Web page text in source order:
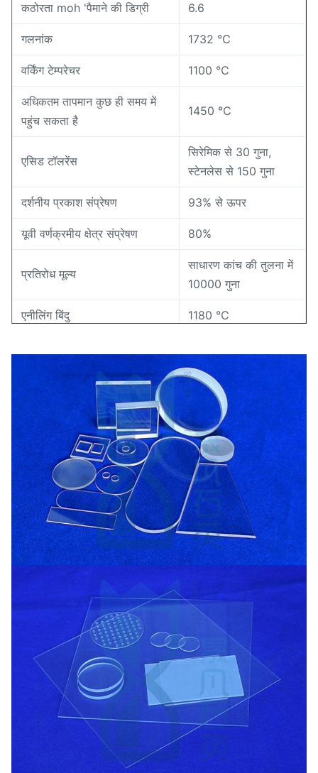
कठोरता moh 'पैमाने की डिग्री 6.6
गलनांक 1732 ℃
वर्किंग टेम्परेचर 1100 ℃
अधिकतम तापमान कुछ ही समय में
पहुंच सकता है
1450 ℃
एसिड टॉलरेंस
सिरेमिक से 30 गुना,
स्टेनलेस से 150 गुना
दर्शनीय प्रकाश संप्रेषण 93% से ऊपर
यूवी वर्णक्रमीय क्षेत्र संप्रेषण 80%
प्रतिरोध मूल्य
साधारण कांच की तुलना में
10000 गुना
एनीलिंग बिंदु 1180 ℃
तनाव बिंदु
1100 ℃